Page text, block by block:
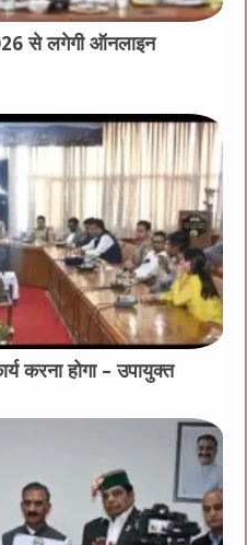
से लगेगी ऑनलाइन
करना होगा – उपायुक्त